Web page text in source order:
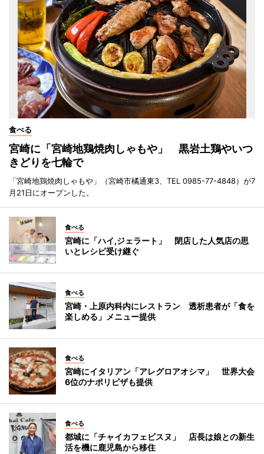
食べる
宮崎に「宮崎地鶏焼肉しゃもや」 黒岩土鶏やいつ
きどりを七輪で
「宮崎地鶏焼肉しゃもや」（宮崎市橘通東3、TEL 0985-77-4848）が7
月21日にオープンした。
食べる
宮崎に「ハイ,ジェラート」 閉店した人気店の思
いとレシピ受け継ぐ
食べる
宮崎・上原内科内にレストラン 透析患者が「食を
楽しめる」メニュー提供
食べる
宮崎にイタリアン「アレグロアオシマ」 世界大会
6位のナポリピザも提供
食べる
都城に「チャイカフェビスヌ」 店長は娘との新生
活を機に鹿児島から移住